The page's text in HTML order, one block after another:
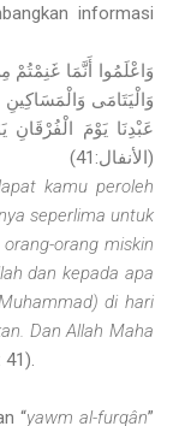
informasi
وَاعْلَمُوا أَنَّمَا
وَالْيَتَامَى وَالْمَسَاكِينِ
عَبْدِنَا يَوْمَ
(الأنفال:41)
kamu peroleh
seperlima untuk
orang miskin
dan kepada apa
di hari
Dan Allah Maha
“yawm al-furqân”